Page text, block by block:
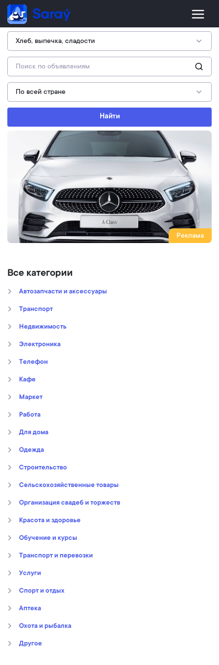
Найти
Реклама
Все категории
Автозапчасти и аксессуары
Транспорт
Недвижимость
Электроника
Телефон
Кафе
Маркет
Работа
Для дома
Oдежда
Строительство
Сельскохозяйственные товары
Организация свадеб и торжеств
Kрасота и здоровье
Обучение и курсы
Транспорт и перевозки
Услуги
Спорт и отдых
Аптека
Охота и рыбалка
Другое